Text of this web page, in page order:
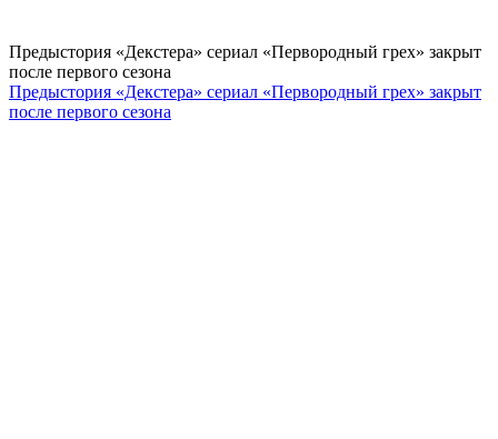
Предыстория «Декстера» сериал «Первородный грех» закрыт
после первого сезона
Предыстория «Декстера» сериал «Первородный грех» закрыт
после первого сезона